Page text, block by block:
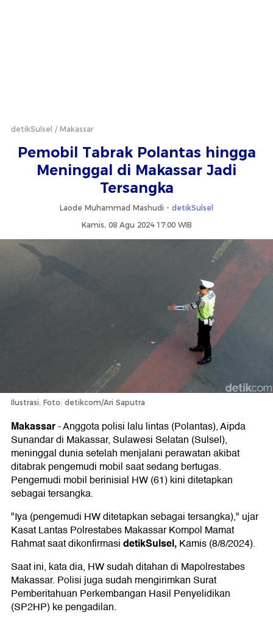
detikSulsel Makassar
Pemobil Tabrak Polantas hingga
Meninggal di Makassar Jadi
Tersangka
Laode Muhammad Mashudi - detikSulsel
Kamis, 08 Agu 2024 17:00 WIB
Ilustrasi. Foto: detikcom/Ari Saputra
Makassar-Anggota polisi lalu lintas (Polantas), Aipda
Sunandar di Makassar, Sulawesi Selatan (Sulsel),
meninggal dunia setelah menjalani perawatan akibat
ditabrak pengemudi mobil saat sedang bertugas.
Pengemudi mobil berinisial HW (61) kini ditetapkan
sebagai tersangka.
"Iya (pengemudi HW ditetapkan sebagai tersangka)," ujar
Kasat Lantas Polrestabes Makassar Kompol Mamat
Rahmat saat dikonfirmasidetikSulsel,Kamis (8/8/2024).
Saat ini, kata dia, HW sudah ditahan di Mapolrestabes
Makassar. Polisi juga sudah mengirimkan Surat
Pemberitahuan Perkembangan Hasil Penyelidikan
(SP2HP) ke pengadilan.